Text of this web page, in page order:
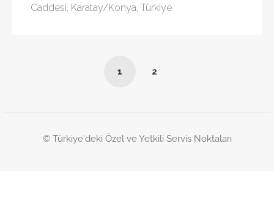
Caddesi, Karatay/Konya, Türkiye
1 2
© Türkiye'deki Özel ve Yetkili Servis Noktaları